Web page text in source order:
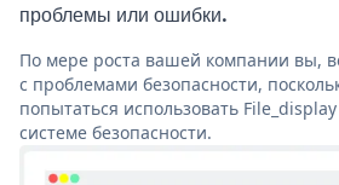
проблемы или ошибки.
По мере роста вашей компании вы,
с проблемами безопасности,
попытаться использовать
системе безопасности.